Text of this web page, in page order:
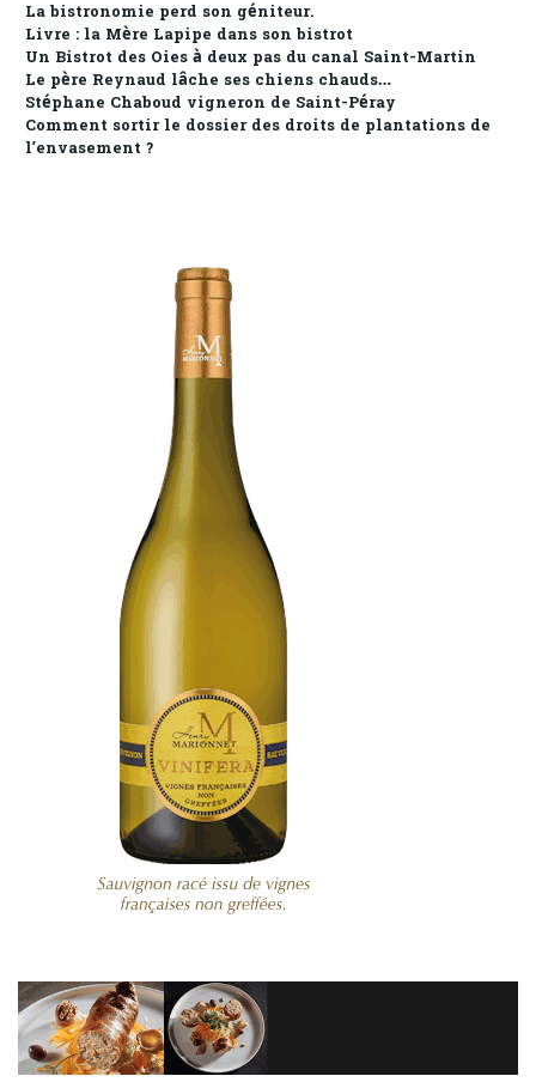
La bistronomie perd son géniteur.
Livre : la Mère Lapipe dans son bistrot
Un Bistrot des Oies à deux pas du canal Saint-Martin
Le père Reynaud lâche ses chiens chauds…
Stéphane Chaboud vigneron de Saint-Péray
Comment sortir le dossier des droits de plantations de
l’envasement ?